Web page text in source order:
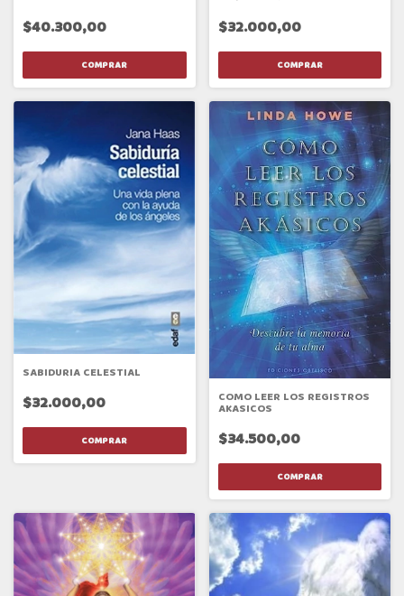
$40.300,00 $32.000,00
SABIDURIA CELESTIAL
$32.000,00 COMO LEER LOS REGISTROS
AKASICOS
$34.500,00